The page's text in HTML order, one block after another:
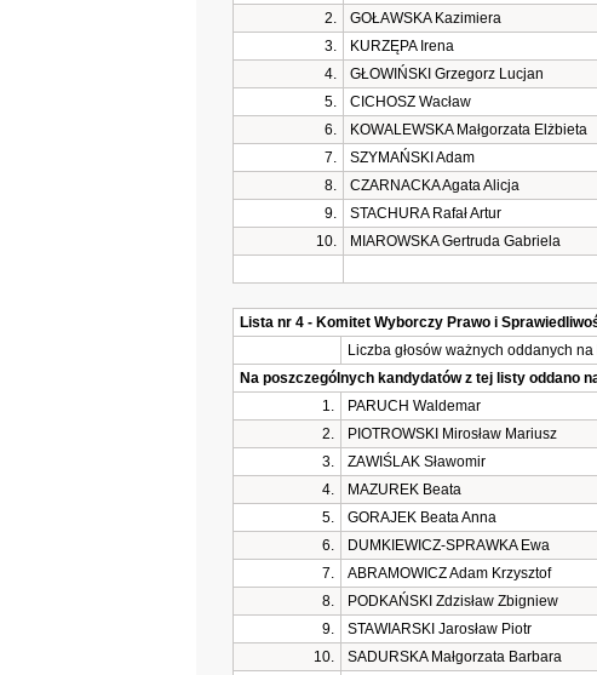
2.
GOŁAWSKA Kazimiera
3.
KURZĘPA Irena
4.
GŁOWIŃSKI Grzegorz Lucjan
5.
CICHOSZ Wacław
6.
KOWALEWSKA Małgorzata Elżbieta
7.
SZYMAŃSKI Adam
8.
CZARNACKA Agata Alicja
9.
STACHURA Rafał Artur
10.
MIAROWSKA Gertruda Gabriela
Lista nr 4 - Komitet Wyborczy Prawo i
Liczba głosów ważnych oddanych na
Na poszczególnych kandydatów z tej listy oddano
1.
PARUCH Waldemar
2.
PIOTROWSKI Mirosław Mariusz
3.
ZAWIŚLAK Sławomir
4.
MAZUREK Beata
5.
GORAJEK Beata Anna
6.
DUMKIEWICZ-SPRAWKA Ewa
7.
ABRAMOWICZ Adam Krzysztof
8.
PODKAŃSKI Zdzisław Zbigniew
9.
STAWIARSKI Jarosław Piotr
10.
SADURSKA Małgorzata Barbara